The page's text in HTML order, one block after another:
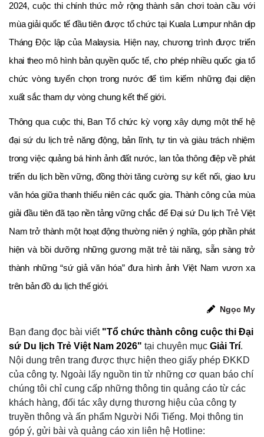
2024, cuộc thi chính thức mở rộng thành sân chơi toàn cầu với
mùa giải quốc tế đầu tiên được tổ chức tại Kuala Lumpur nhân dịp
Tháng Độc lập của Malaysia. Hiện nay, chương trình được triển
khai theo mô hình bản quyền quốc tế, cho phép nhiều quốc gia tổ
chức vòng tuyển chọn trong nước để tìm kiếm những đại diện
xuất sắc tham dự vòng chung kết thế giới.
Thông qua cuộc thi, Ban Tổ chức kỳ vọng xây dựng một thế hệ
đại sứ du lịch trẻ năng động, bản lĩnh, tự tin và giàu trách nhiệm
trong việc quảng bá hình ảnh đất nước, lan tỏa thông điệp về phát
triển du lịch bền vững, đồng thời tăng cường sự kết nối, giao lưu
văn hóa giữa thanh thiếu niên các quốc gia. Thành công của mùa
giải đầu tiên đã tạo nền tảng vững chắc để Đại sứ Du lịch Trẻ Việt
Nam trở thành một hoạt động thường niên ý nghĩa, góp phần phát
hiện và bồi dưỡng những gương mặt trẻ tài năng, sẵn sàng trở
thành những “sứ giả văn hóa” đưa hình ảnh Việt Nam vươn xa
trên bản đồ du lịch thế giới.
Ngọc My
Bạn đang đọc bài viết "Tổ chức thành công cuộc thi Đại
sứ Du lịch Trẻ Việt Nam 2026" tại chuyên mục Giải Trí.
Nội dung trên trang được thực hiện theo giấy phép ĐKKD
của công ty. Ngoài lấy nguồn tin từ những cơ quan báo chí
chúng tôi chỉ cung cấp những thông tin quảng cáo từ các
khách hàng, đối tác xây dựng thương hiệu của công ty
truyền thông và ấn phẩm Người Nổi Tiếng. Mọi thông tin
góp ý, gửi bài và quảng cáo xin liên hệ Hotline: